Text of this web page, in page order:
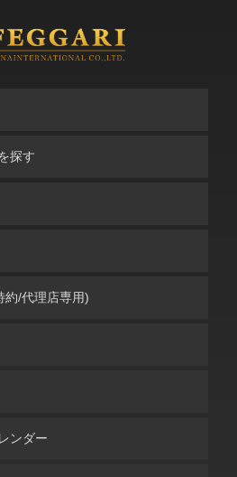
探す
約/代理店専用)
ンダー